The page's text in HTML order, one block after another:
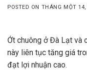
POSTED ON THÁNG MỘT 14,
Ớt chuông ở Đà Lạt và
này liên tục tăng giá
đạt lợi nhuận cao.